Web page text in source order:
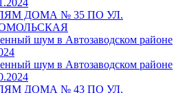
ДОМА № 35 ПО УЛ.
шум в Автозаводском районе
шум в Автозаводском районе
ДОМА № 43 ПО УЛ.